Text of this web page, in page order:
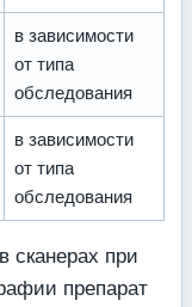
в зависимости
от типа
обследования
в зависимости
от типа
обследования
сканерах при
препарат